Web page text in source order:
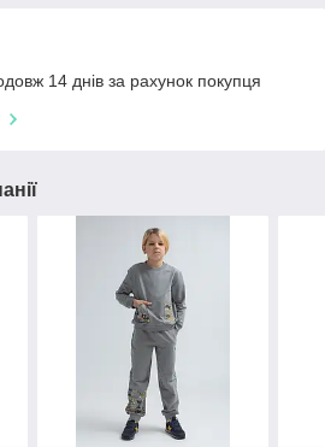
14 днів за рахунок покупця